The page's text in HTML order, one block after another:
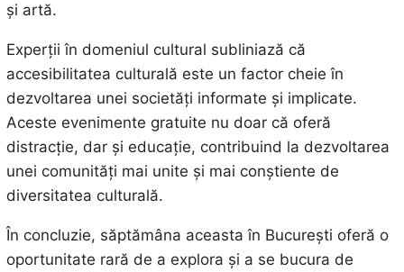
și artă.
Experții în domeniul cultural subliniază că
accesibilitatea culturală este un factor cheie în
dezvoltarea unei societăți informate și implicate.
Aceste evenimente gratuite nu doar că oferă
distracție, dar și educație, contribuind la dezvoltarea
unei comunități mai unite și mai conștiente de
diversitatea culturală.
În concluzie, săptămâna aceasta în București oferă o
oportunitate rară de a explora și a se bucura de